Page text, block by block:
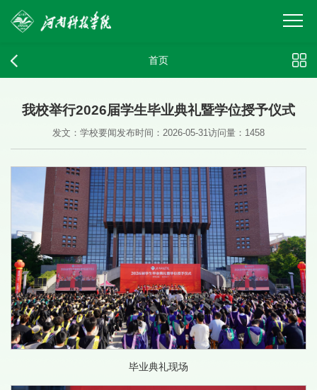
首页
我校举行2026届学生毕业典礼暨学位授予仪式
发文：学校要闻发布时间：2026-05-31访问量： 1458
毕业典礼现场